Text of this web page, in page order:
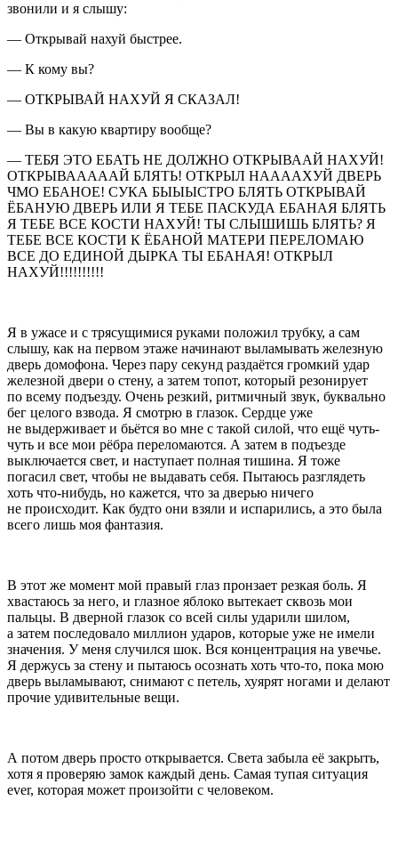
звонили и я слышу:
— Открывай нахуй быстрее.
— К кому вы?
— ОТКРЫВАЙ НАХУЙ Я СКАЗАЛ!
— Вы в какую квартиру вообще?
— ТЕБЯ ЭТО ЕБАТЬ НЕ ДОЛЖНО ОТКРЫВААЙ НАХУЙ!
ОТКРЫВАААААЙ БЛЯТЬ! ОТКРЫЛ НААААХУЙ ДВЕРЬ
ЧМО ЕБАНОЕ! СУКА БЫЫЫСТРО БЛЯТЬ ОТКРЫВАЙ
ЁБАНУЮ ДВЕРЬ ИЛИ Я ТЕБЕ ПАСКУДА ЕБАНАЯ БЛЯТЬ
Я ТЕБЕ ВСЕ КОСТИ НАХУЙ! ТЫ СЛЫШИШЬ БЛЯТЬ? Я
ТЕБЕ ВСЕ КОСТИ К ЁБАНОЙ МАТЕРИ ПЕРЕЛОМАЮ
ВСЕ ДО ЕДИНОЙ ДЫРКА ТЫ ЕБАНАЯ! ОТКРЫЛ
НАХУЙ!!!!!!!!!!
Я в ужасе и с трясущимися руками положил трубку, а сам
слышу, как на первом этаже начинают выламывать железную
дверь домофона. Через пару секунд раздаётся громкий удар
железной двери о стену, а затем топот, который резонирует
по всему подъезду. Очень резкий, ритмичный звук, буквально
бег целого взвода. Я смотрю в глазок. Сердце уже
не выдерживает и бьётся во мне с такой силой, что ещё чуть-
чуть и все мои рёбра переломаются. А затем в подъезде
выключается свет, и наступает полная тишина. Я тоже
погасил свет, чтобы не выдавать себя. Пытаюсь разглядеть
хоть что-нибудь, но кажется, что за дверью ничего
не происходит. Как будто они взяли и испарились, а это была
всего лишь моя фантазия.
В этот же момент мой правый глаз пронзает резкая боль. Я
хвастаюсь за него, и глазное яблоко вытекает сквозь мои
пальцы. В дверной глазок со всей силы ударили шилом,
а затем последовало миллион ударов, которые уже не имели
значения. У меня случился шок. Вся концентрация на увечье.
Я держусь за стену и пытаюсь осознать хоть что-то, пока мою
дверь выламывают, снимают с петель, хуярят ногами и делают
прочие удивительные вещи.
А потом дверь просто открывается. Света забыла её закрыть,
хотя я проверяю замок каждый день. Самая тупая ситуация
ever, которая может произойти с человеком.